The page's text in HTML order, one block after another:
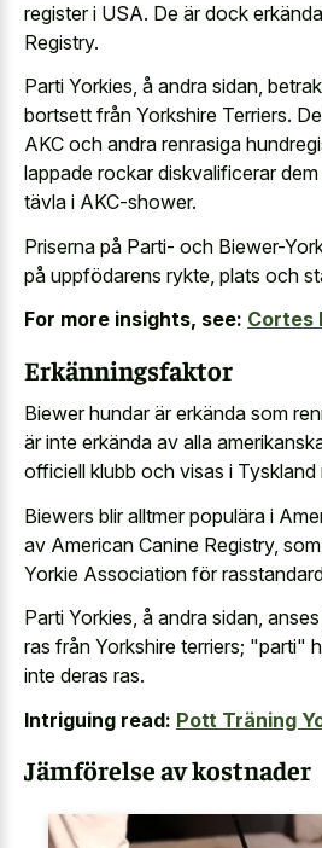
register i USA. De är dock
Registry.
Parti Yorkies, å andra sidan,
bortsett från Yorkshire Terriers.
AKC och andra renrasiga
lappade rockar diskvalificerar
tävla i AKC-shower.
Priserna på Parti- och Biewer-
på uppfödarens rykte, plats och
For more insights, see: Cortes
Erkänningsfaktor
Biewer hundar är erkända som
är inte erkända av alla
officiell klubb och visas i Tyskland
Biewers blir alltmer populära i
av American Canine Registry,
Yorkie Association för
Parti Yorkies, å andra sidan,
ras från Yorkshire terriers; "parti"
inte deras ras.
Intriguing read: Pott Träning
Jämförelse av kostnader